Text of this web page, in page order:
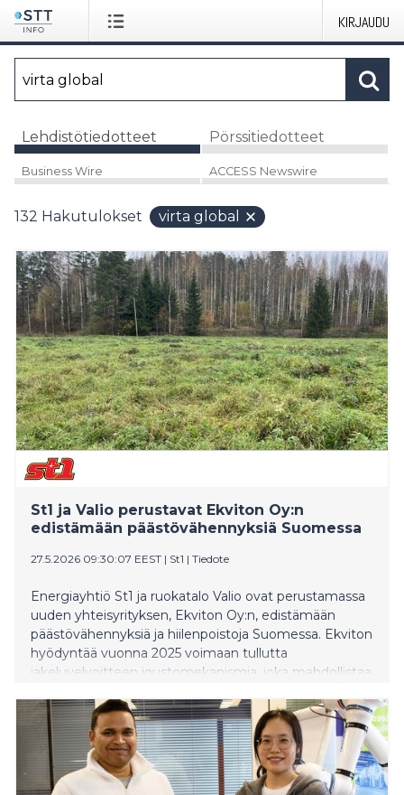
KIRJAUDU
Lehdistötiedotteet Pörssitiedotteet
Business Wire ACCESS Newswire
132 Hakutulokset virta global
St1 ja Valio perustavat Ekviton Oy:n
edistämään päästövähennyksiä Suomessa
27.5.2026 09:30:07 EEST | St1 | Tiedote
Energiayhtiö St1 ja ruokatalo Valio ovat perustamassa
uuden yhteisyrityksen, Ekviton Oy:n, edistämään
päästövähennyksiä ja hiilenpoistoja Suomessa. Ekviton
hyödyntää vuonna 2025 voimaan tullutta
jakeluvelvoitteen joustomekanismia, joka mahdollistaa
polttoaineiden jakeluvelvoitetta.